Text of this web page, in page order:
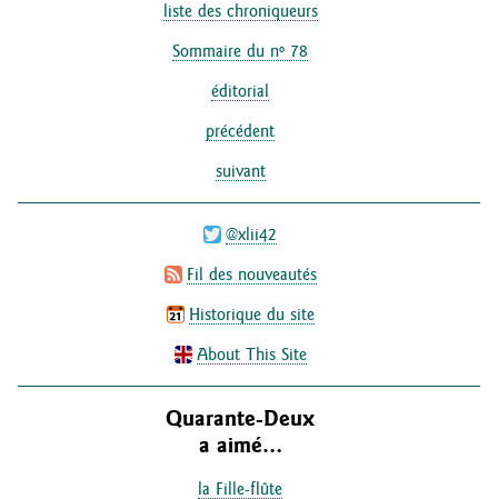
liste des chroniqueurs
Sommaire du nº 78
éditorial
précédent
suivant
@xlii42
Fil des nouveautés
Historique du site
About This Site
Quarante-Deux
a aimé…
la Fille-flûte